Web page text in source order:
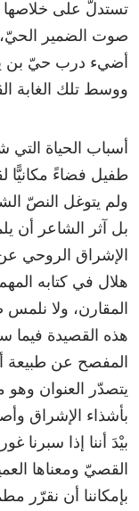
تستدلّ على خلاصها
صوت الضمير الحيّ،
أضيء درب حيّ بن
ووسط تلك الغابة
أسباب الحياة التي
طفيل فضاءً مكانيًّا
ولم يتوغل النصّ
بل آثر الشاعر أن
الإشراق الروحي
هلال في كتابه
المقارن، ولا
هذه القصيدة فيما
المفصح عن طبيعة
يتصدّر العنوان وهو
بأشذاء الإشراق
بيْدَ أننا إذا
القصيّ ومعناها
بإمكاننا أن نقرّر